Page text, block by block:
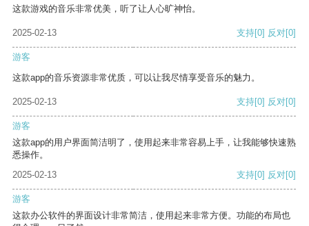
这款游戏的音乐非常优美，听了让人心旷神怡。
2025-02-13 支持[0] 反对[0]
游客
这款app的音乐资源非常优质，可以让我尽情享受音乐的魅力。
2025-02-13 支持[0] 反对[0]
游客
这款app的用户界面简洁明了，使用起来非常容易上手，让我能够快速熟
悉操作。
2025-02-13
支持[0] 反对[0]
游客
这款办公软件的界面设计非常简洁，使用起来非常方便。功能的布局也